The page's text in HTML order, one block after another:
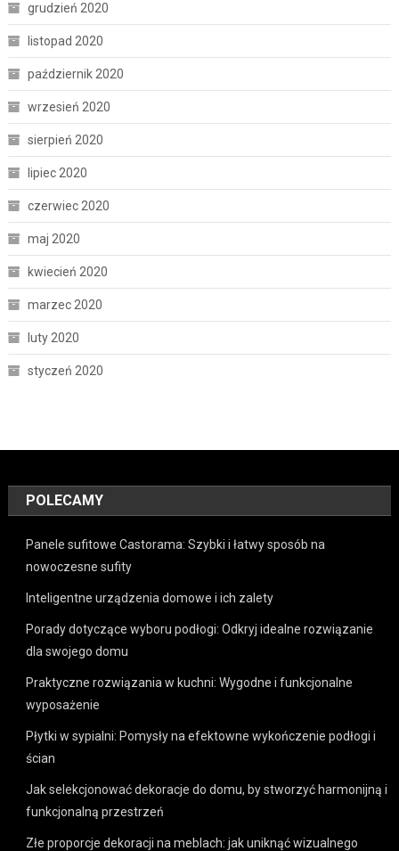
grudzień 2020
listopad 2020
październik 2020
wrzesień 2020
sierpień 2020
lipiec 2020
czerwiec 2020
maj 2020
kwiecień 2020
marzec 2020
luty 2020
styczeń 2020
POLECAMY
Panele sufitowe Castorama: Szybki i łatwy sposób na
nowoczesne sufity
Inteligentne urządzenia domowe i ich zalety
Porady dotyczące wyboru podłogi: Odkryj idealne rozwiązanie
dla swojego domu
Praktyczne rozwiązania w kuchni: Wygodne i funkcjonalne
wyposażenie
Płytki w sypialni: Pomysły na efektowne wykończenie podłogi i
ścian
Jak selekcjonować dekoracje do domu, by stworzyć harmonijną i
funkcjonalną przestrzeń
Złe proporcje dekoracji na meblach: jak uniknąć wizualnego